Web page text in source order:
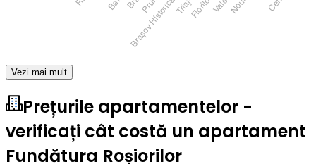
Vezi mai mult
Prețurile apartamentelor -
verificați cât costă un apartament
Fundătura Roșiorilor